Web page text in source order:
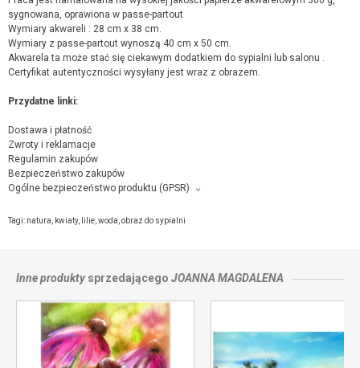
sygnowana, oprawiona w passe-partout
Wymiary akwareli : 28 cm x 38 cm.
Wymiary z passe-partout wynoszą 40 cm x 50 cm.
Akwarela ta może stać się ciekawym dodatkiem do sypialni lub salonu .
Certyfikat autentyczności wysyłany jest wraz z obrazem.
Przydatne linki:
Dostawa i płatność
Zwroty i reklamacje
Regulamin zakupów
Bezpieczeństwo zakupów
Ogólne bezpieczeństwo produktu (GPSR)
ŚWIAT SZTUK PIĘKNYCH Joanna Magdalena , Osiedle Huty 6 A, 58-580
SZKLARSKA PORĘBA,
kontakt ze sprzedającym
Tagi: natura kwiaty, lilie woda obraz do sypialni
Inne produktysprzedającego JOANNA MAGDALENA